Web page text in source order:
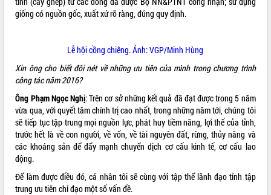
giống có nguồn gốc, xuất xứ rõ ràng, đúng quy định.
Lễ hội cồng chiêng. Ảnh: VGP/Minh Hùng
Xin ông cho biết đôi nét về những ưu tiên của mình trong chương trình
công tác năm 2016?
Ông Phạm Ngọc Nghị: Trên cơ sở những kết quả đã đạt được trong 5 năm
vừa qua, với quyết tâm chính trị cao nhất, trong những năm tới, chúng tôi
sẽ tiếp tục tập trung mọi nguồn lực, phát huy tiềm năng, lợi thế của tỉnh,
trước hết là về con người, về vốn, về tài nguyên đất, rừng, thủy năng và
các khoáng sản để đẩy mạnh chuyển dịch cơ cấu kinh tế, cơ cấu lao
động.
Để làm được điều đó, cá nhân tôi sẽ cùng với tập thể lãnh đạo tỉnh tập
trung ưu tiên chỉ đạo một số vấn đề.